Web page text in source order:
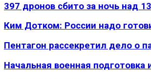
397 дронов сбито за ночь над
Ким Дотком: России надо
Пентагон рассекретил дело о
Начальная военная